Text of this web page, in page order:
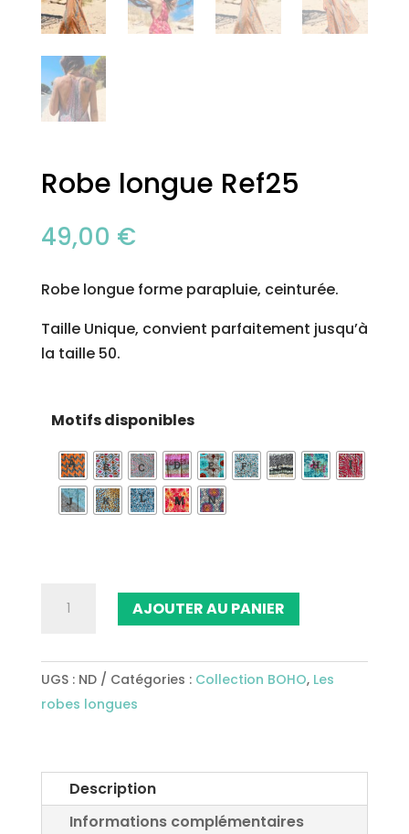
Robe longue Ref25
49,00 €
Robe longue forme parapluie, ceinturée.
Taille Unique, convient parfaitement jusqu’à
la taille 50.
Motifs disponibles
longue
Ref25
AJOUTER AU PANIER
UGS : ND Catégories : Collection BOHO, Les
robes longues
Description
Informations complémentaires